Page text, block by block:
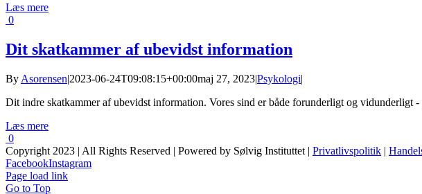
Læs mere
0
Dit skatkammer af ubevidst information
By Asorensen|2023-06-24T09:08:15+00:00maj 27, 2023|Psykologi|
Dit indre skatkammer af ubevidst information. Vores sind er både forunderligt og
Læs mere
0
Copyright 2023 | All Rights Reserved | Powered by Sølvig Instituttet | Privatlivspolitik |
FacebookInstagram
Page load link
Go to Top